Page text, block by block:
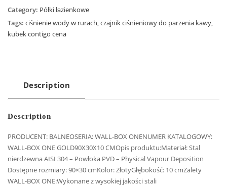
Category: Półki łazienkowe
Tags: ciśnienie wody w rurach,czajnik ciśnieniowy do parzenia kawy,
kubek contigo cena
Description
Description
PRODUCENT: BALNEOSERIA: WALL-BOX ONENUMER KATALOGOWY:
WALL-BOX ONE GOLD90X30X10 CMOpis produktu:Materiał: Stal
nierdzewna AISI 304 – Powłoka PVD – Physical Vapour Deposition
Dostępne rozmiary: 90×30 cmKolor: ZłotyGłębokość: 10 cmZalety
WALL-BOX ONE:Wykonane z wysokiej jakości stali